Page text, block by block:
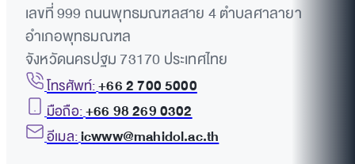
เลขที่ 999 ถนนพุทธมณฑลสาย 4 ตำบลศาลายา
อำเภอพุทธมณฑล
จังหวัดนครปฐม 73170 ประเทศไทย
โทรศัพท์:+66 2 700 5000
มือถือ:+66 98 269 0302
อีเมล:icwww@mahidol.ac.th